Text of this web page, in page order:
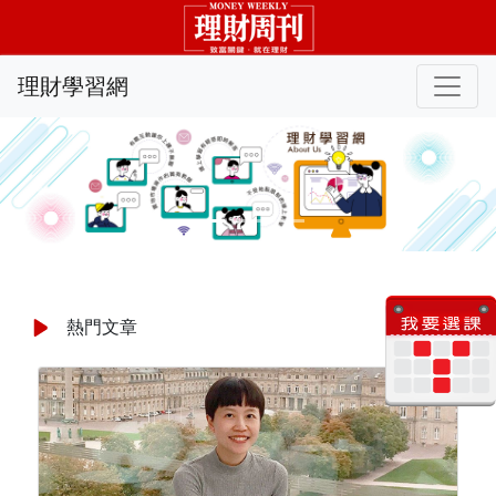
理財學習網
Previous
熱門文章